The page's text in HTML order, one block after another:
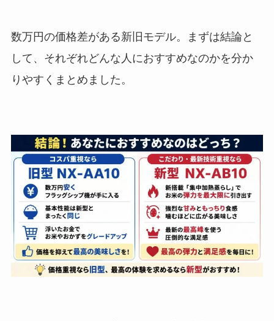
数万円の価格差がある新旧モデル。まずは結論と
して、それぞれどんな人におすすめなのかを分か
りやすくまとめました。